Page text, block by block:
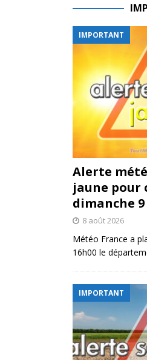
IMPORTANT
Alerte
jaune pour
dimanche
8 août 2026
Météo France a
16h00 le
IMPORTANT